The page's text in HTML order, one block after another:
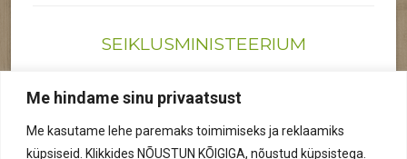
Me hindame sinu privaatsust
Me kasutame lehe paremaks toimimiseks ja reklaamiks
küpsiseid. Klikkides NÕUSTUN KÕIGIGA, nõustud küpsistega.
SEIKLUSMINISTEERIUM
Reg nr: 12041719